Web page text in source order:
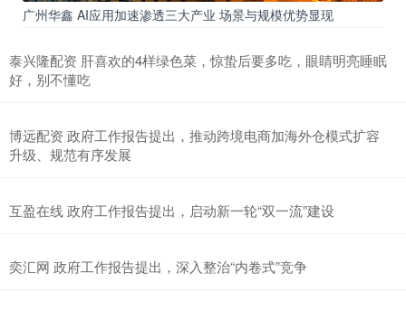
广州华鑫 AI应用加速渗透三大产业 场景与规模优势显现
泰兴隆配资 肝喜欢的4样绿色菜，惊蛰后要多吃，眼睛明亮睡眠
好，别不懂吃
博远配资 政府工作报告提出，推动跨境电商加海外仓模式扩容
升级、规范有序发展
互盈在线 政府工作报告提出，启动新一轮“双一流”建设
奕汇网 政府工作报告提出，深入整治“内卷式”竞争